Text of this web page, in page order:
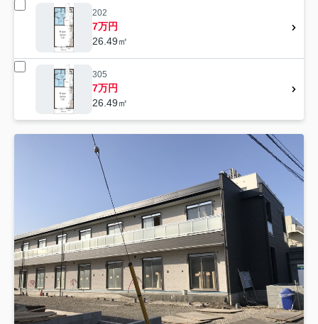
202
7万円
26.49㎡
305
7万円
26.49㎡